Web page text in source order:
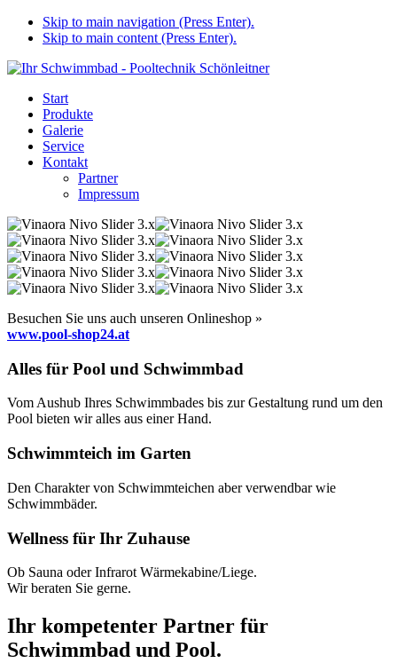
Skip to main navigation (Press Enter).
Skip to main content (Press Enter).
Start
Produkte
Galerie
Service
Kontakt
Partner
Impressum
Besuchen Sie uns auch unseren Onlineshop »
www.pool-shop24.at
Alles für Pool und Schwimmbad
Vom Aushub Ihres Schwimmbades bis zur Gestaltung rund um den
Pool bieten wir alles aus einer Hand.
Schwimmteich im Garten
Den Charakter von Schwimmteichen aber verwendbar wie
Schwimmbäder.
Wellness für Ihr Zuhause
Ob Sauna oder Infrarot Wärmekabine/Liege.
Wir beraten Sie gerne.
Ihr kompetenter Partner für
Schwimmbad und Pool.